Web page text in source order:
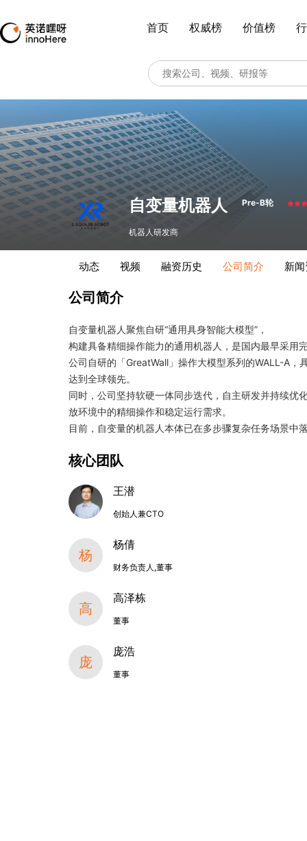
首页 权威榜 价值榜
自变量机器人 Pre-B轮
机器人研发商
动态 视频 融资历史 公司简介 新
公司简介
自变量机器人聚焦自研“通用具身智能大模型”，
构建具备精细操作能力的通用机器人，是国内最早采用
公司自研的「GreatWall」操作大模型系列的WALL-A
达到全球领先。
同时，公司坚持软硬一体同步迭代，自主研发并持续优
放环境中的精细操作和稳定运行需求。
目前，自变量的机器人本体已在多步骤复杂任务场景中
核心团队
王潜
创始人兼CTO
杨
杨倩
财务负责人,董事
高
高泽栋
董事
庞
庞浩
董事